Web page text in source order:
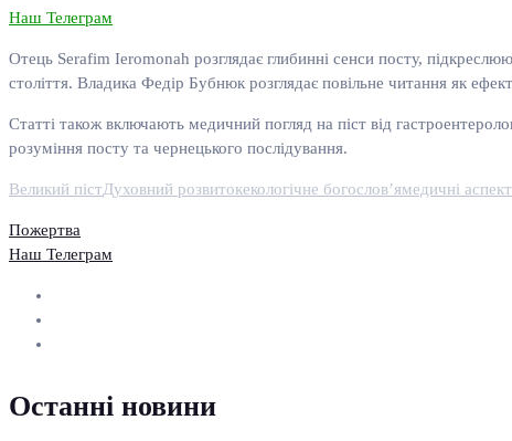
Наш Телеграм
Отець Serafim Ieromonah розглядає глибинні сенси посту,
століття. Владика Федір Бубнюк розглядає повільне читання як
Статті також включають медичний погляд на піст від
розуміння посту та чернецького послідування.
Великий пістДуховний розвитокекологічне богослов’ямедичні
Пожертва
Наш Телеграм
Останні новини